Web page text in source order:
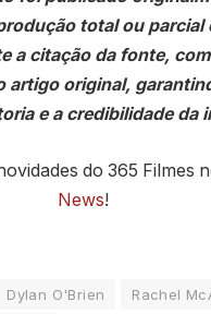
total ou parcial
a citação da fonte,
artigo original,
e a credibilidade da
do 365 Filmes
News!
Dylan O'Brien Rachel